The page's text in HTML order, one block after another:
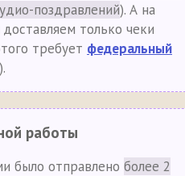
поздравлений). А на
только чеки
требует федеральный
).
работы
было отправлено более 2